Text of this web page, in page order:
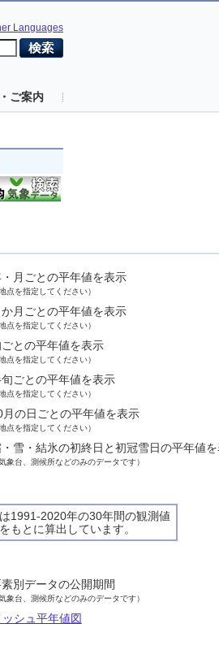
Languages
ご案内
月ごとの平年値を表示
地点を指定してください）
か月ごとの平年値を表示
地点を指定してください）
との平年値を表示
地点を指定してください）
ごとの平年値を表示
地点を指定してください）
月の日ごとの平年値を表示
地点を指定してください）
・雪・結氷の初終日と初冠雪日の平年値
気象台、測候所などのみのデータです）
1991-2020年の30年間の観測値
もとに算出しています。
別データの公開期間
気象台、測候所などのみのデータです）
ッシュ平年値図